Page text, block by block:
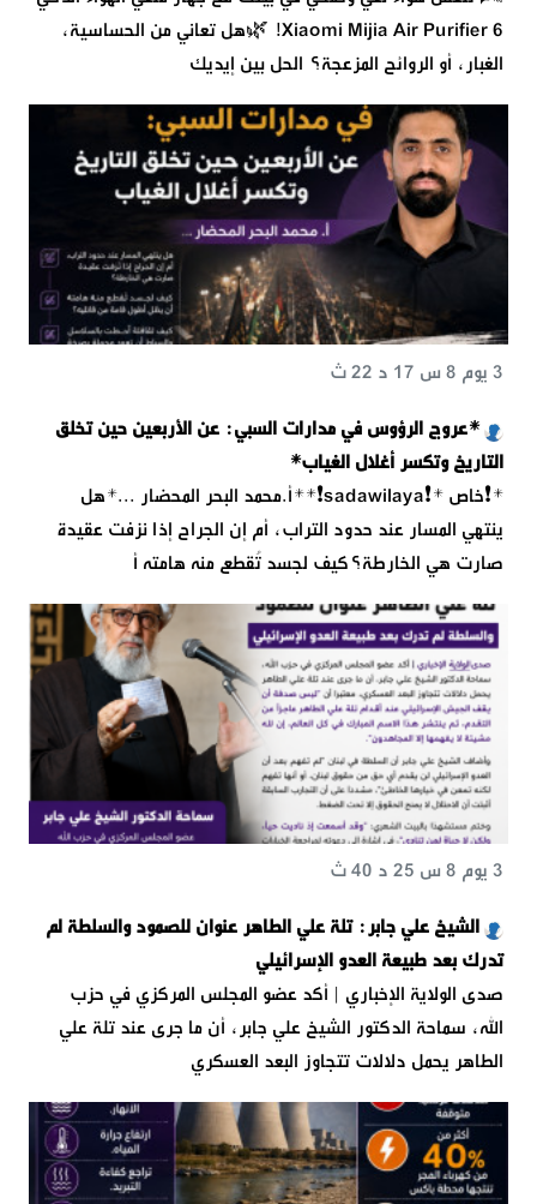
Xiaomi Mijia Air Purifier 6! 🌿هل تعاني من الحساسية،
الغبار، أو الروائح المزعجة؟ الحل بين إيديك
*عروج الرؤوس في مدارات السبي: عن الأربعين حين تخلق
التاريخ وتكسر أغلال الغياب*
3 يوم 8 س 17 د 22 ث
*❗خاص *❗️sadawilaya❗**أ.محمد البحر المحضار ...*هل
ينتهي المسار عند حدود التراب، أم إن الجراح إذا نزفت عقيدة
صارت هي الخارطة؟كيف لجسد تُقطع منه هامته أ
الشيخ علي جابر: تلة علي الطاهر عنوان للصمود والسلطة لم
تدرك بعد طبيعة العدو الإسرائيلي
3 يوم 8 س 25 د 40 ث
صدى الولاية الإخباري | أكد عضو المجلس المركزي في حزب
الله، سماحة الدكتور الشيخ علي جابر، أن ما جرى عند تلة علي
الطاهر يحمل دلالات تتجاوز البعد العسكري